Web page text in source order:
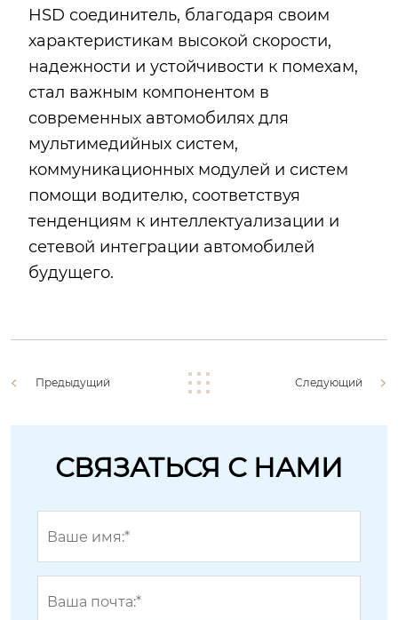
HSD соединитель, благодаря своим
характеристикам высокой скорости,
надежности и устойчивости к помехам,
стал важным компонентом в
современных автомобилях для
мультимедийных систем,
коммуникационных модулей и систем
помощи водителю, соответствуя
тенденциям к интеллектуализации и
сетевой интеграции автомобилей
будущего.
Предыдущий Следующий
СВЯЗАТЬСЯ С НАМИ